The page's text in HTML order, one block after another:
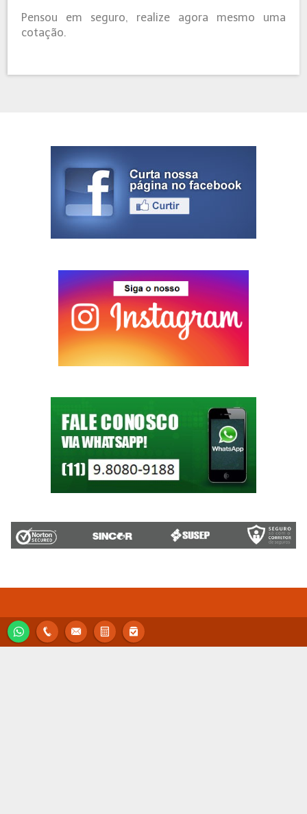
Pensou em seguro, realize agora mesmo uma
cotação.
Libbos Corretora de Seguros
São Paulo/SP